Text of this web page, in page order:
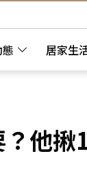
居家生
他